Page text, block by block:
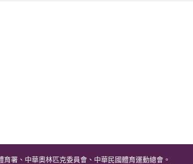
育署、中華奧林匹克委員會、中華民國體育運動總會。